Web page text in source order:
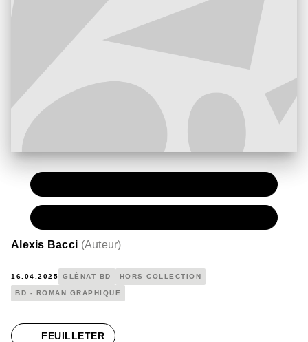
Alexis Bacci (Auteur)
16.04.2025 GLÉNAT BD HORS COLLECTION
BD - ROMAN GRAPHIQUE
FEUILLETER